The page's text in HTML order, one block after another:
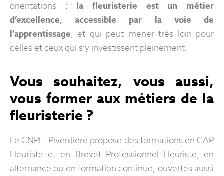
orientations : la fleuristerie est un métier
d’excellence, accessible par la voie de
l’apprentissage, et qui peut mener très loin pour
celles et ceux qui s’y investissent pleinement.
Vous souhaitez, vous aussi,
vous former aux métiers de la
fleuristerie ?
Le CNPH-Piverdière propose des formations en CAP
Fleuriste et en Brevet Professionnel Fleuriste, en
alternance ou en formation continue, ouvertes aussi